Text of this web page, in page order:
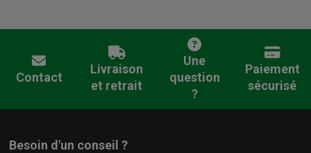
Contact
Livraison
et retrait
Une
question
?
Paiement
sécurisé
Besoin d'un conseil ?